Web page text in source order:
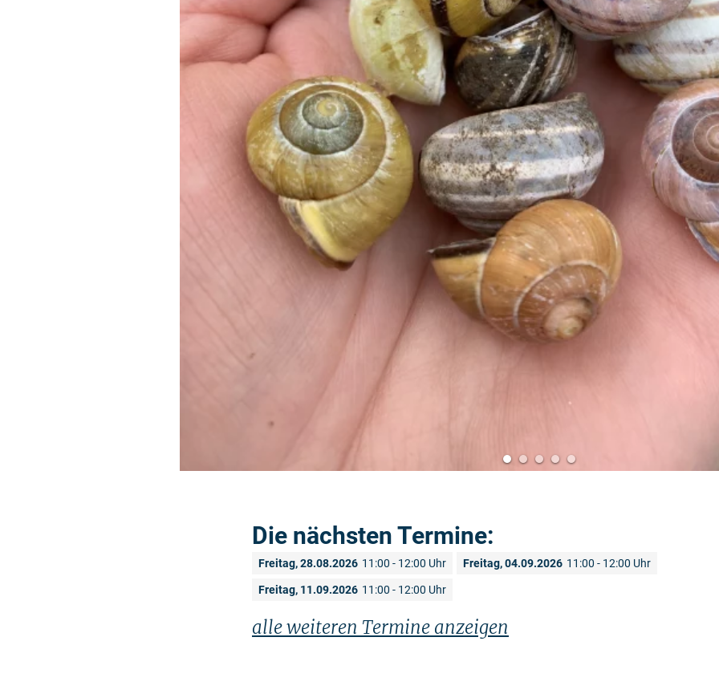
Die nächsten Termine:
Freitag, 28.08.2026 11:00 - 12:00 Uhr Freitag, 04.09.2026 11:00 - 12:00 Uhr
Freitag, 11.09.2026 11:00 - 12:00 Uhr
alle weiteren Termine anzeigen